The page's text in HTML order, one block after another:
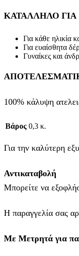
ΚΑΤΑΛΛΗΛΟ ΓΙΑ
Για κάθε ηλικία
Για ευαίσθητα
Γυναίκες και
100% κάλυψη
Βάρος 0,3 κ.
Για την καλύτερη
Αντικαταβολή
Μπορείτε να
Η παραγγελία σας
Με Μετρητά για